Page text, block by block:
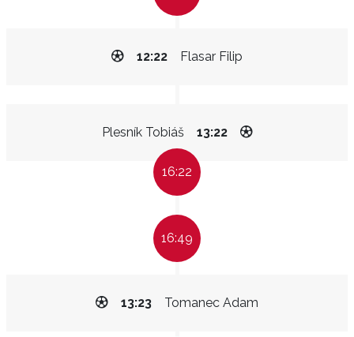
Flasar Filip
12:22
Plesník Tobiáš 13:22
16:22
16:49
Tomanec Adam
13:23